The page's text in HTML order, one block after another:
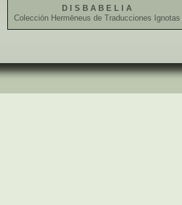
D I S B A B E L I A
Colección Hermēneus de Traducciones Ignotas